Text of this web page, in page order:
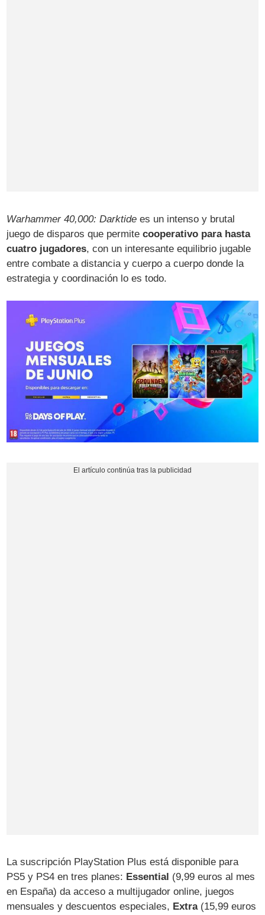
Warhammer 40,000: Darktide es un intenso y brutal
juego de disparos que permitecooperativo para hasta
cuatro jugadores, con un interesante equilibrio jugable
entre combate a distancia y cuerpo a cuerpo donde la
estrategia y coordinación lo es todo.
La suscripción PlayStation Plus está disponible para
PS5 y PS4 en tres planes: Essential (9,99 euros al mes
en España) da acceso a multijugador online, juegos
mensuales y descuentos especiales, Extra(15,99 euros